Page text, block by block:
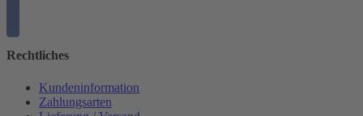
Rechtliches
Kundeninformation
Zahlungsarten